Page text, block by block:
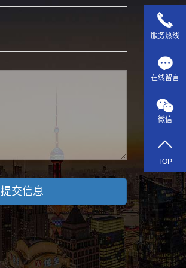
提交信息
服务热线
在线留言
微信
TOP